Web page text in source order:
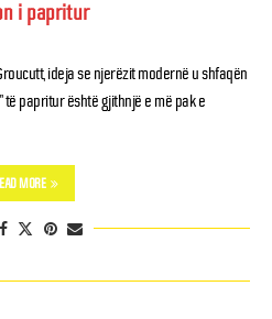
i papritur
ideja se njerëzit modernë u shfaqën
papritur është gjithnjë e më pak e
MORE